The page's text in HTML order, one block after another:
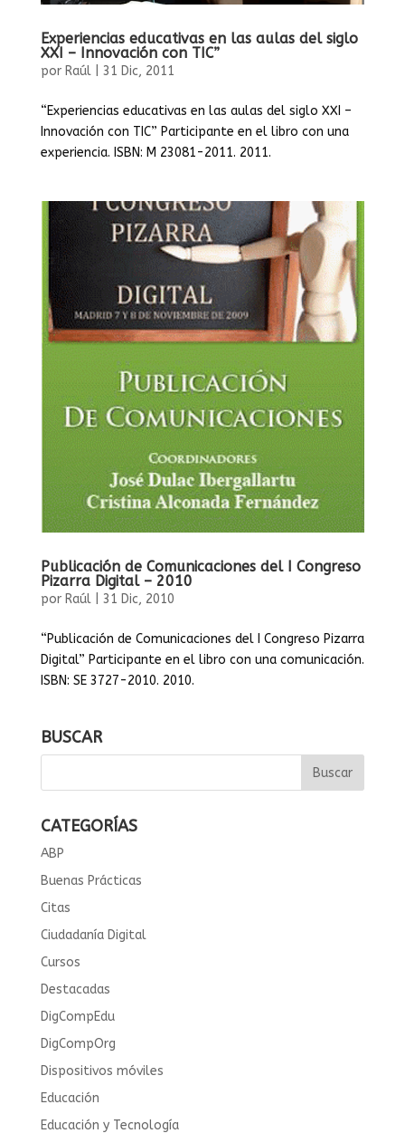
Experiencias educativas en las aulas del siglo
XXI – Innovación con TIC”
por Raúl| 31 Dic, 2011
“Experiencias educativas en las aulas del siglo XXI –
Innovación con TIC” Participante en el libro con una
experiencia. ISBN: M 23081-2011. 2011.
Publicación de Comunicaciones del I Congreso
Pizarra Digital – 2010
por Raúl| 31 Dic, 2010
“Publicación de Comunicaciones del I Congreso Pizarra
Digital” Participante en el libro con una comunicación.
ISBN: SE 3727-2010. 2010.
BUSCAR
CATEGORÍAS
ABP
Buenas Prácticas
Citas
Ciudadanía Digital
Cursos
Destacadas
DigCompEdu
DigCompOrg
Dispositivos móviles
Educación
Educación y Tecnología